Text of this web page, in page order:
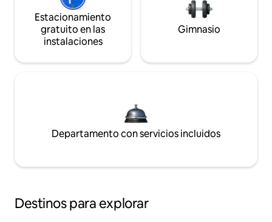
Estacionamiento
gratuito en las
instalaciones
Gimnasio
Departamento con servicios incluidos
Destinos para explorar